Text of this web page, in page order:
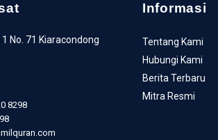
No. 71 Kiaracondong
8298
Informasi
Tentang Kami
Hubungi Kami
Berita Terbaru
Mitra Resmi